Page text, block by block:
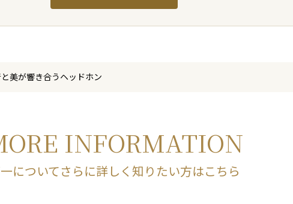
美が響き合うヘッドホン
INFORMATION
についてさらに詳しく知りたい方はこちら